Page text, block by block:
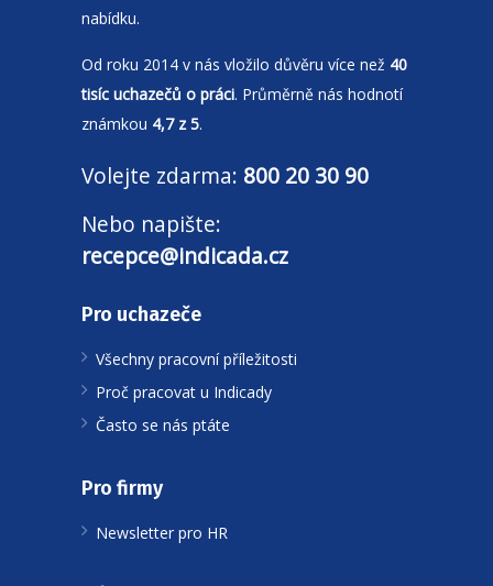
nabídku.
Od roku 2014 v nás vložilo důvěru více než 40
tisíc uchazečů o práci. Průměrně nás hodnotí
známkou 4,7 z 5.
Volejte zdarma: 800 20 30 90
Nebo napište:
recepce@indicada.cz
Pro uchazeče
Všechny pracovní příležitosti
Proč pracovat u Indicady
Často se nás ptáte
Pro firmy
Newsletter pro HR